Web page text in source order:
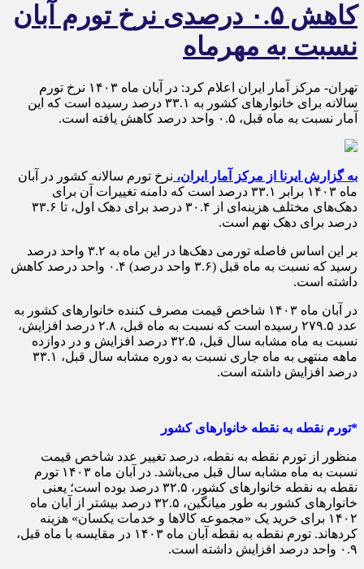
کاهش ۰.۵ درصدی نرخ تورم آبان
نسبت به مهرماه
تهران- مرکز آمار ایران اعلام کرد: در آبان ماه ۱۴۰۳ نرخ تورم
سالانه برای خانوارهای کشور به ۳۳.۱ درصد رسیده است که این
آمار نسبت به ماه قبل، ۰.۵ واحد درصد کاهش یافته است.
به گزارش ایرنا از مرکز آمار ایران، نرخ تورم سالانه کشور در آبان
ماه ۱۴۰۳ برابر ۳۳.۱ درصد است که دامنه تغییرات آن برای
دهک‌های مختلف هزینه‌ای از ۳۰.۴ درصد برای دهک اول، تا ۳۳.۶
درصد برای دهک نهم است.
بر این اساس فاصله تورمی دهک‌ها در این ماه به ۳.۲ واحد درصد
رسید که نسبت به ماه قبل (۳.۶ واحد درصد) ۰.۴ واحد درصد کاهش
داشته است.
در آبان ماه ۱۴۰۳ شاخص قیمت مصرف کننده خانوارهای کشور به
عدد ۲۷۹.۵ رسیده است که نسبت به ماه قبل، ۲.۸ درصد افزایش،
نسبت به ماه مشابه سال قبل، ۳۲.۵ درصد افزایش و در دوازده
ماهه منتهی به ماه جاری نسبت به دوره مشابه سال قبل، ۳۳.۱
درصد افزایش داشته است.
*تورم نقطه به نقطه خانوارهای کشور
منظور از تورم نقطه به نقطه، درصد تغییر عدد شاخص قیمت
نسبت به ماه مشابه سال قبل می‌باشد. در آبان ماه ۱۴۰۳ تورم
نقطه به نقطه خانوارهای کشور، ۳۲.۵ درصد بوده است؛ یعنی
خانوارهای کشور به طور میانگین، ۳۲.۵ درصد بیشتر از آبان ماه
۱۴۰۲ برای خرید یک «مجموعه کالاها و خدمات یکسان» هزینه
کردهاند. تورم نقطه به نقطه آبان ماه ۱۴۰۳ در مقایسه با ماه قبل،
۰.۹ واحد درصد افزایش داشته است.